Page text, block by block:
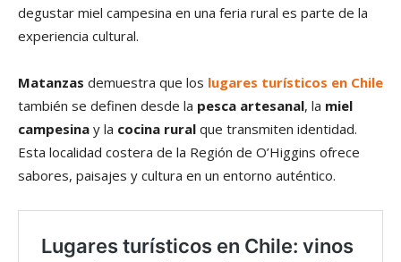
degustar miel campesina en una feria rural es parte de la
experiencia cultural.
Matanzas demuestra que los lugares turísticos en Chile
también se definen desde la pesca artesanal, la miel
campesina y la cocina rural que transmiten identidad.
Esta localidad costera de la Región de O’Higgins ofrece
sabores, paisajes y cultura en un entorno auténtico.